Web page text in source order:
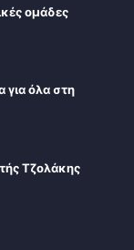
ομάδες
για όλα στη
Τζολάκης